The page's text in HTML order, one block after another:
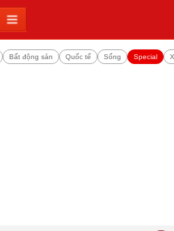
Bất động sản Quốc tế Sống Special